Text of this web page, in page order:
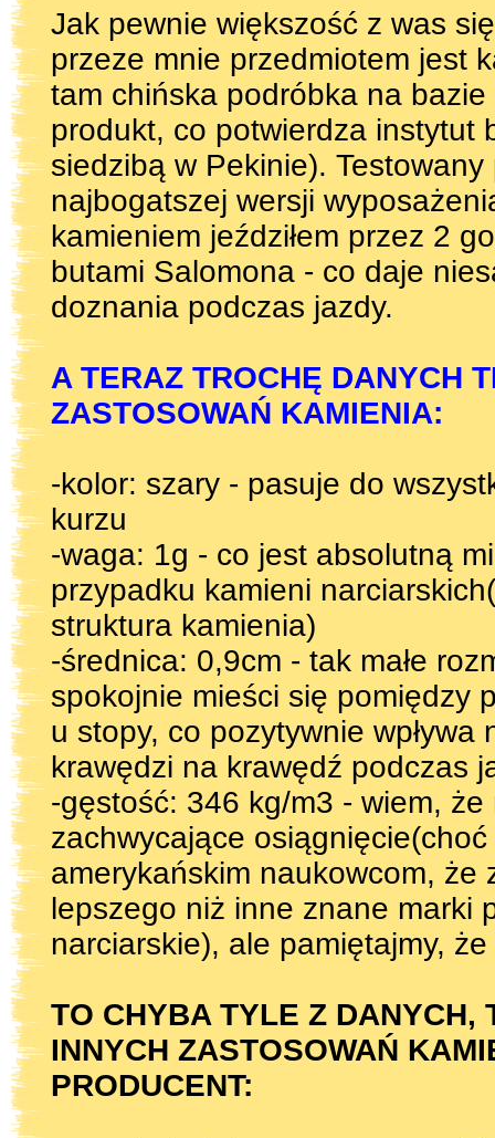
Jak pewnie większość z was
przeze mnie przedmiotem jest
tam chińska podróbka na
produkt, co potwierdza instytut
siedzibą w Pekinie).
najbogatszej wersji
kamieniem jeździłem przez 2
butami Salomona - co daje
doznania podczas jazdy.
A TERAZ TROCHĘ DANYCH
ZASTOSOWAŃ KAMIENIA:
-kolor: szary - pasuje do
kurzu
-waga: 1g - co jest absolutną
przypadku kamieni
struktura kamienia)
-średnica: 0,9cm - tak małe
spokojnie mieści się pomiędzy
u stopy, co pozytywnie wpływa
krawędzi na krawędź podczas
-gęstość: 346 kg/m3 - wiem,
zachwycające
amerykańskim naukowcom, że
lepszego niż inne znane marki
narciarskie), ale pamiętajmy,
TO CHYBA TYLE Z DANYCH,
INNYCH ZASTOSOWAŃ
PRODUCENT: